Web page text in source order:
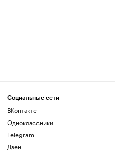
Социальные сети
ВКонтакте
Одноклассники
Telegram
Дзен